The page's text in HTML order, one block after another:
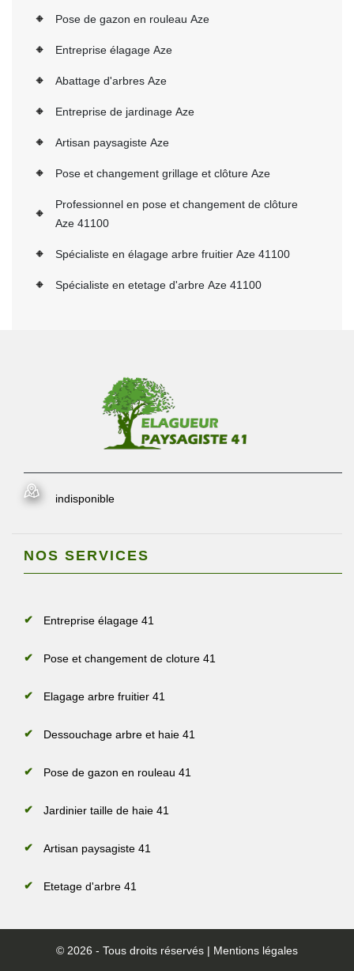
Pose de gazon en rouleau Aze
Entreprise élagage Aze
Abattage d'arbres Aze
Entreprise de jardinage Aze
Artisan paysagiste Aze
Pose et changement grillage et clôture Aze
Professionnel en pose et changement de clôture
Aze 41100
Spécialiste en élagage arbre fruitier Aze 41100
Spécialiste en etetage d'arbre Aze 41100
indisponible
NOS SERVICES
Entreprise élagage 41
Pose et changement de cloture 41
Elagage arbre fruitier 41
Dessouchage arbre et haie 41
Pose de gazon en rouleau 41
Jardinier taille de haie 41
Artisan paysagiste 41
Etetage d'arbre 41
© 2026 - Tous droits réservés | Mentions légales